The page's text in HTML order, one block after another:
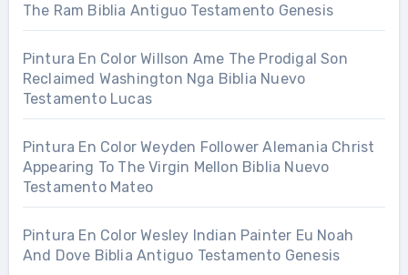
The Ram Biblia Antiguo Testamento Genesis
Pintura En Color Willson Ame The Prodigal Son
Reclaimed Washington Nga Biblia Nuevo
Testamento Lucas
Pintura En Color Weyden Follower Alemania Christ
Appearing To The Virgin Mellon Biblia Nuevo
Testamento Mateo
Pintura En Color Wesley Indian Painter Eu Noah
And Dove Biblia Antiguo Testamento Genesis